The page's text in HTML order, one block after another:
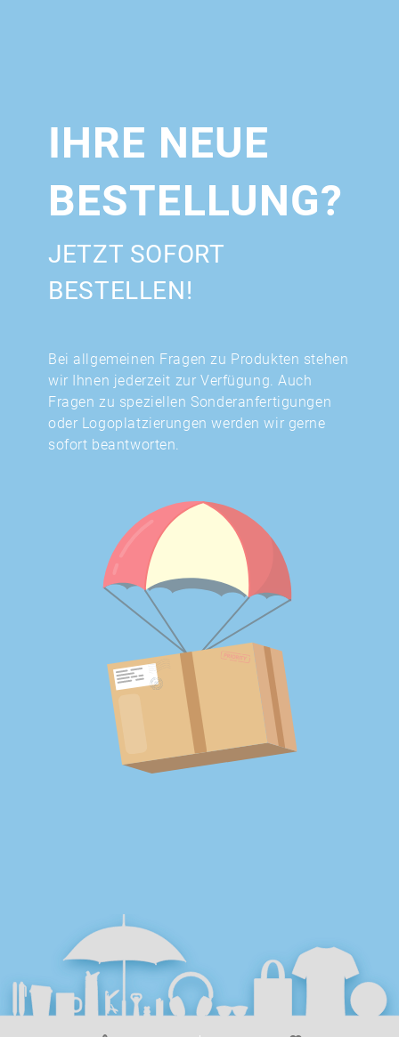
IHRE NEUE
BESTELLUNG?
JETZT SOFORT
BESTELLEN!
Bei allgemeinen Fragen zu Produkten stehen
wir Ihnen jederzeit zur Verfügung. Auch
Fragen zu speziellen Sonderanfertigungen
oder Logoplatzierungen werden wir gerne
sofort beantworten.